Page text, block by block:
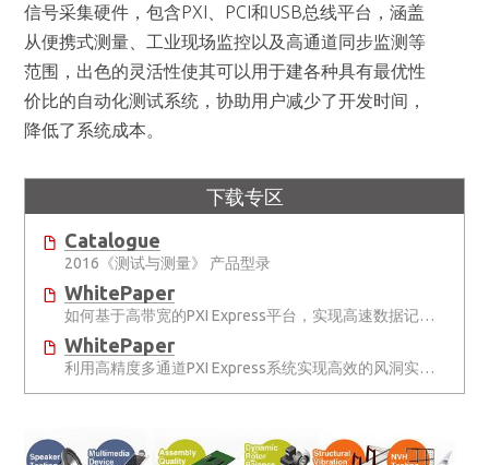
信号采集硬件，包含PXI、PCI和USB总线平台，涵盖
从便携式测量、工业现场监控以及高通道同步监测等
范围，出色的灵活性使其可以用于建各种具有最优性
价比的自动化测试系统，协助用户减少了开发时间，
降低了系统成本。
下载专区
Catalogue
2016《测试与测量》 产品型录
WhitePaper
如何基于高带宽的PXI Express平台，实现高速数据记录？
WhitePaper
利用高精度多通道PXI Express系统实现高效的风洞实验测试